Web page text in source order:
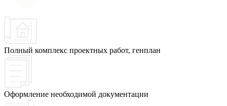
Полный комплекс проектных работ, генплан
Оформление необходимой документации